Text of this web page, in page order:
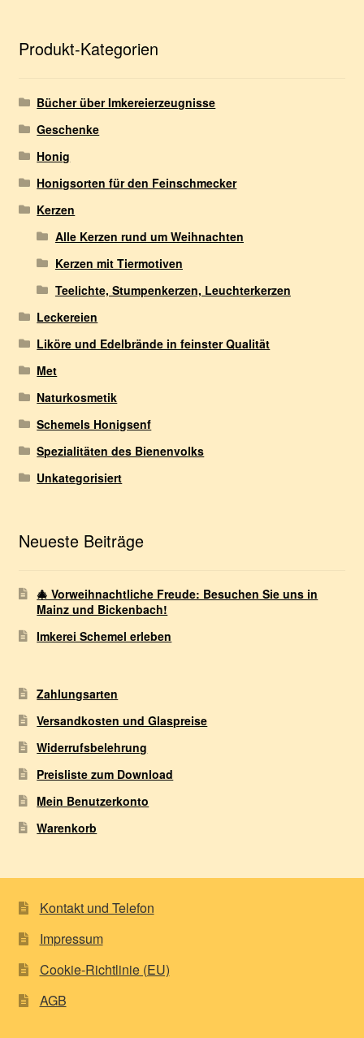
e
nProdukt-Kategorien
Bücher über Imkereierzeugnisse
Geschenke
Honig
Honigsorten für den Feinschmecker
Kerzen
Alle Kerzen rund um Weihnachten
Kerzen mit Tiermotiven
Teelichte, Stumpenkerzen, Leuchterkerzen
Leckereien
Liköre und Edelbrände in feinster Qualität
Met
Naturkosmetik
Schemels Honigsenf
Spezialitäten des Bienenvolks
Unkategorisiert
Neueste Beiträge
🎄 Vorweihnachtliche Freude: Besuchen Sie uns in
Mainz und Bickenbach!
Imkerei Schemel erleben
Zahlungsarten
Versandkosten und Glaspreise
Widerrufsbelehrung
Preisliste zum Download
Mein Benutzerkonto
Warenkorb
Kontakt und Telefon
Impressum
Cookie-Richtlinie (EU)
AGB